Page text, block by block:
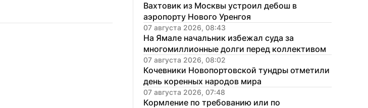
Вахтовик из Москвы устроил дебош в
аэропорту Нового Уренгоя
07 августа 2026, 08:43
На Ямале начальник избежал суда за
многомиллионные долги перед коллективом
07 августа 2026, 08:02
Кочевники Новопортовской тундры отметили
день коренных народов мира
07 августа 2026, 07:48
Кормление по требованию или по